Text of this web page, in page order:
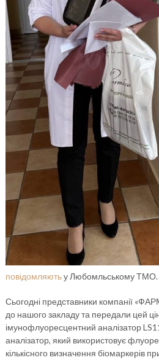
повідомляютьу Любомльському ТМО.
Сьогодні представники компанії
до нашого закладу та передали цей
імунофлуоресцентний аналізатор
аналізатор, який використовує
кількісного визначення біомаркерів